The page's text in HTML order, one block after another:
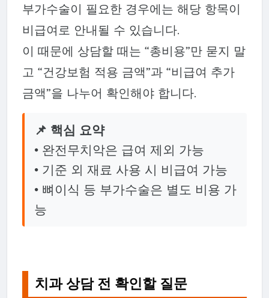
부가수술이 필요한 경우에는 해당 항목이
비급여로 안내될 수 있습니다.
이 때문에 상담할 때는 “총비용”만 묻지 말
고 “건강보험 적용 금액”과 “비급여 추가
금액”을 나누어 확인해야 합니다.
📌 핵심 요약
• 완전무치악은 급여 제외 가능
• 기준 외 재료 사용 시 비급여 가능
• 뼈이식 등 부가수술은 별도 비용 가
능
치과 상담 전 확인할 질문